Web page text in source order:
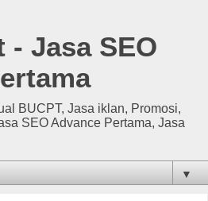
- Jasa SEO
BUCPT, Jasa iklan, Promosi,
SEO Advance Pertama, Jasa
▼